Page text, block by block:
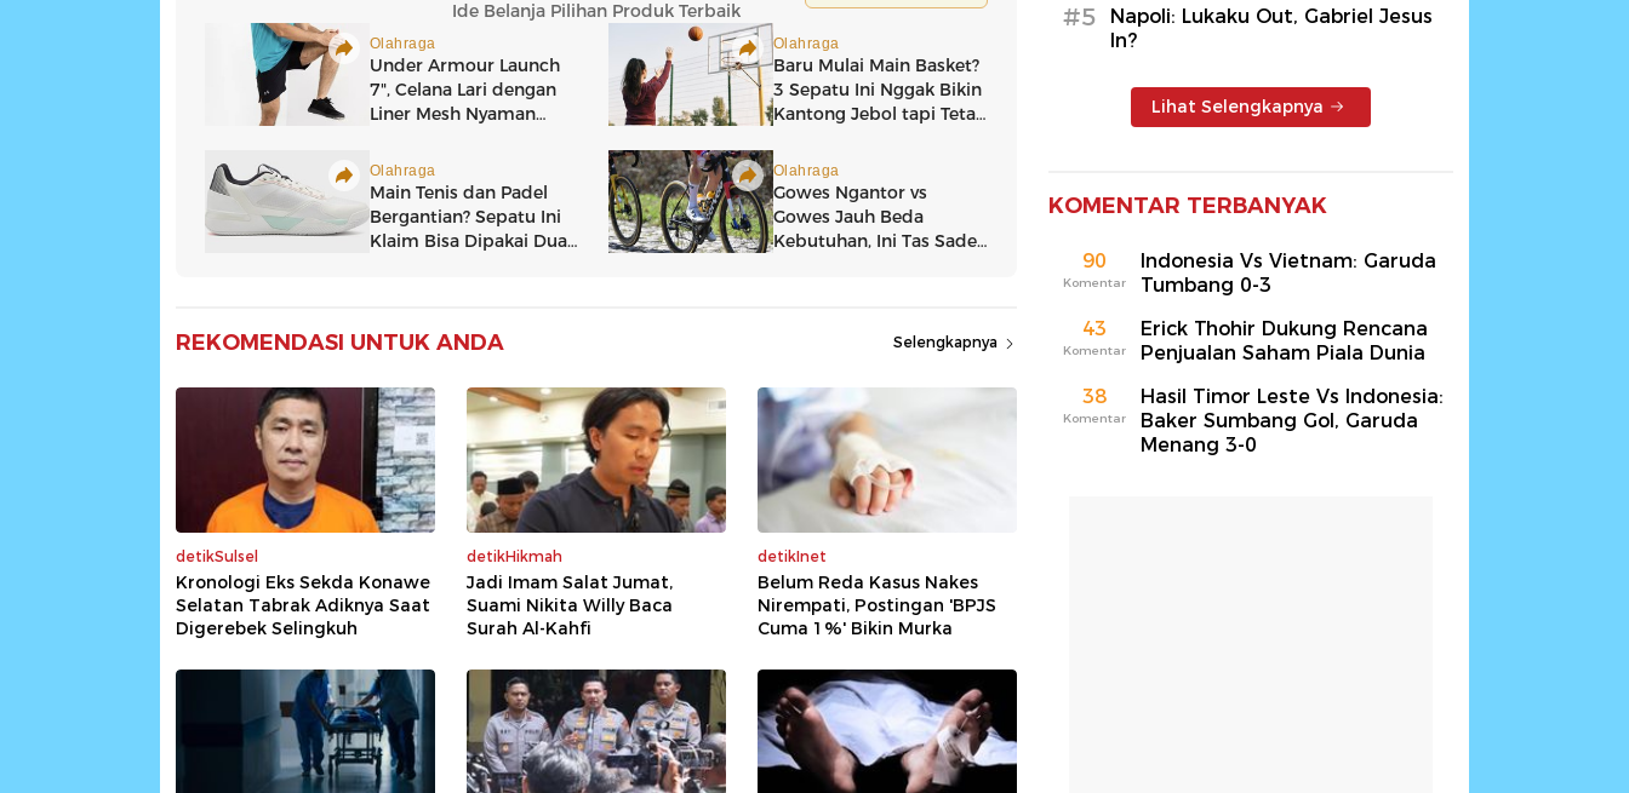
REKOMENDASI UNTUK ANDA Selengkapnya
detikSulsel
Kronologi Eks Sekda Konawe
Selatan Tabrak Adiknya Saat
Digerebek Selingkuh
detikHikmah
Jadi Imam Salat Jumat,
Suami Nikita Willy Baca
Surah Al-Kahfi
detikInet
Belum Reda Kasus Nakes
Nirempati, Postingan 'BPJS
Cuma 1%' Bikin Murka
#5
Napoli: Lukaku Out, Gabriel Jesus
In?
Lihat Selengkapnya
KOMENTAR TERBANYAK
90
Komentar
Indonesia Vs Vietnam: Garuda
Tumbang 0-3
43
Komentar
Erick Thohir Dukung Rencana
Penjualan Saham Piala Dunia
38
Komentar
Hasil Timor Leste Vs Indonesia:
Baker Sumbang Gol, Garuda
Menang 3-0